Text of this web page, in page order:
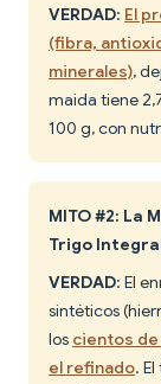
VERDAD: El
(fibra,
minerales),
maida tiene
100 g, con
MITO #2: La
Trigo
VERDAD: El
sintéticos
los cientos
el refinado.